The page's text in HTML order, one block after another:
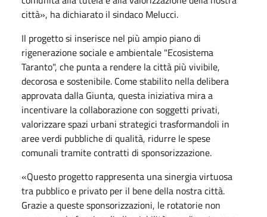
città», ha dichiarato il sindaco Melucci.
Il progetto si inserisce nel più ampio piano di
rigenerazione sociale e ambientale "Ecosistema
Taranto", che punta a rendere la città più vivibile,
decorosa e sostenibile. Come stabilito nella delibera
approvata dalla Giunta, questa iniziativa mira a
incentivare la collaborazione con soggetti privati,
valorizzare spazi urbani strategici trasformandoli in
aree verdi pubbliche di qualità, ridurre le spese
comunali tramite contratti di sponsorizzazione.
«Questo progetto rappresenta una sinergia virtuosa
tra pubblico e privato per il bene della nostra città.
Grazie a queste sponsorizzazioni, le rotatorie non